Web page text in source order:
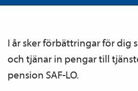
I år sker förbättringar för dig
och tjänar in pengar till
pension SAF-LO.